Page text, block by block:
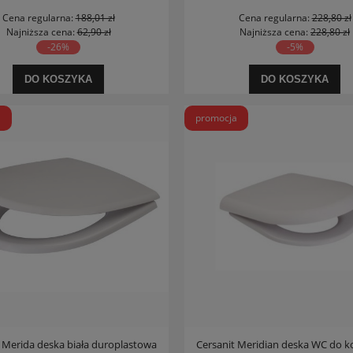
Cena regularna:188,01 zł
Najniższa cena:62,90 zł
-26%
DO KOSZYKA
Cena regularna:228,80 zł
Najniższa cena: 228,80 zł
-5%
DO KOSZYKA
deska biała duroplastowa
Cersanit Meridian deska WC do
promocja